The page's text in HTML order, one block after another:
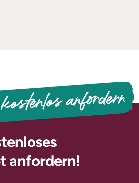
anfordern!
kostenlos anfordern